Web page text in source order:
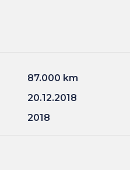
87.000 km
20.12.2018
2018